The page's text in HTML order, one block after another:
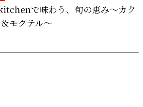
で味わう、旬の恵み～カク
モクテル～